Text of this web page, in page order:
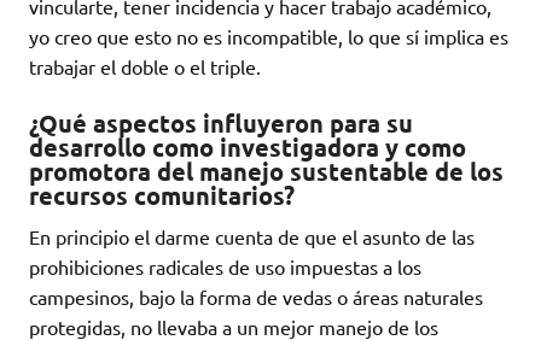
vincularte, tener incidencia y hacer trabajo académico,
yo creo que esto no es incompatible, lo que sí implica es
trabajar el doble o el triple.
¿Qué aspectos influyeron para su
desarrollo como investigadora y como
promotora del manejo sustentable de los
recursos comunitarios?
En principio el darme cuenta de que el asunto de las
prohibiciones radicales de uso impuestas a los
campesinos, bajo la forma de vedas o áreas naturales
protegidas, no llevaba a un mejor manejo de los